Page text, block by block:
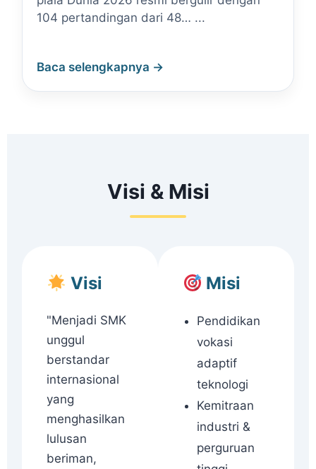
104 pertandingan dari 48… ...
Baca selengkapnya →
Visi & Misi
Visi
"Menjadi SMK
unggul
berstandar
internasional
yang
menghasilkan
lulusan
beriman,
Misi
Pendidikan
vokasi
adaptif
teknologi
Kemitraan
industri &
perguruan